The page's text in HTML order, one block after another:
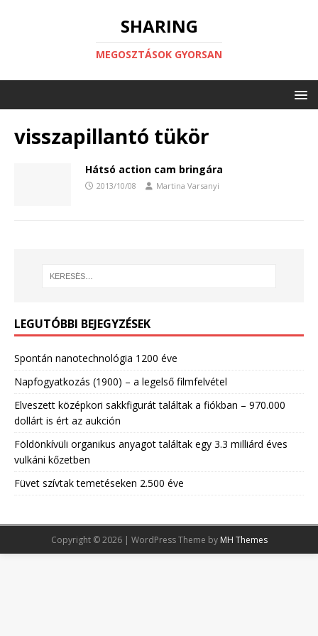
SHARING
MEGOSZTÁSOK GYORSAN
visszapillantó tükör
Hátsó action cam bringára
2013/10/08 Martina Varsanyi
LEGUTÓBBI BEJEGYZÉSEK
Spontán nanotechnológia 1200 éve
Napfogyatkozás (1900) – a legelső filmfelvétel
Elveszett középkori sakkfigurát találtak a fiókban – 970.000
dollárt is ért az aukción
Földönkívüli organikus anyagot találtak egy 3.3 milliárd éves
vulkáni kőzetben
Füvet szívtak temetéseken 2.500 éve
Copyright © 2026 | WordPress Theme by MH Themes